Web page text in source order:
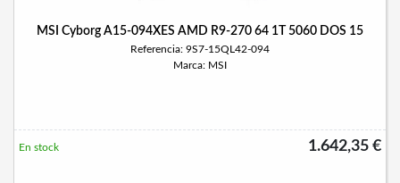
MSI Cyborg A15-094XES AMD R9-270 64 1T 5060 DOS 15
Referencia: 9S7-15QL42-094
Marca: MSI
1.642,35 €
En stock